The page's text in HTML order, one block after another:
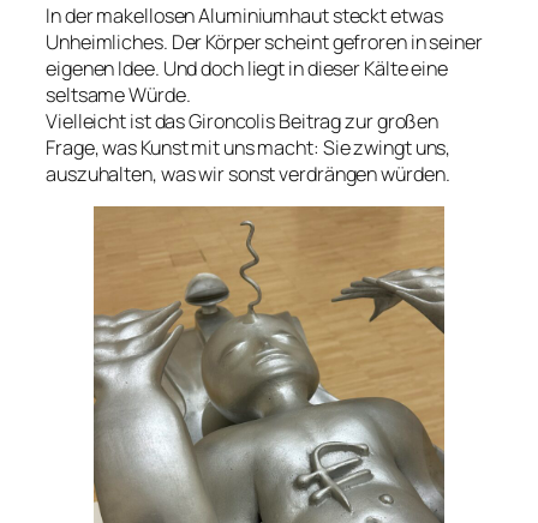
In der makellosen Aluminiumhaut steckt etwas
Unheimliches. Der Körper scheint gefroren in seiner
eigenen Idee. Und doch liegt in dieser Kälte eine
seltsame Würde.
Vielleicht ist das Gironcolis Beitrag zur großen
Frage, was Kunst mit uns macht: Sie zwingt uns,
auszuhalten, was wir sonst verdrängen würden.